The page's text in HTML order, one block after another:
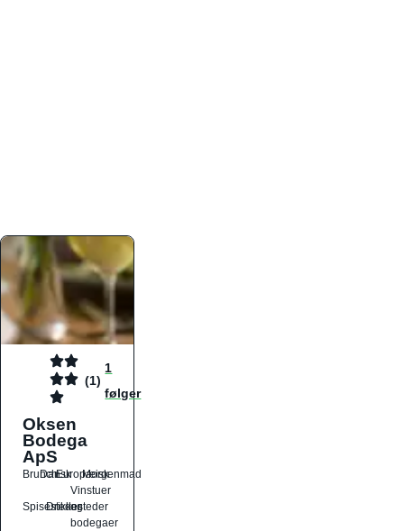
(1)
1
følger
Oksen
Bodega
ApS
Brunch
DanskEuropæiskMorgenmad
Spisesteder
Drikkesteder
Vinstuer
og
bodegaer